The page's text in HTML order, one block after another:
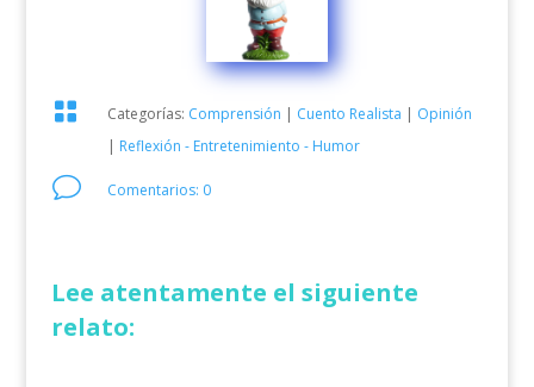
 Categorías: Comprensión | Cuento Realista | Opinión
| Reflexión - Entretenimiento - Humor
v Comentarios: 0
Lee atentamente el siguiente
relato: